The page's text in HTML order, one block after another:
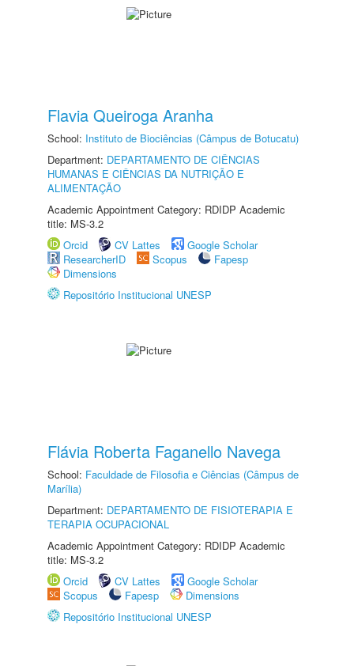
Flavia Queiroga Aranha
School: Instituto de Biociências (Câmpus de Botucatu)
Department: DEPARTAMENTO DE CIÊNCIAS
HUMANAS E CIÊNCIAS DA NUTRIÇÃO E
ALIMENTAÇÃO
Academic Appointment Category: RDIDP Academic
title: MS-3.2
Orcid
CV Lattes
Google Scholar
ResearcherID
Scopus
Fapesp
Dimensions
Repositório Institucional UNESP
Flávia Roberta Faganello Navega
School: Faculdade de Filosofia e Ciências (Câmpus de
Marília)
Department: DEPARTAMENTO DE FISIOTERAPIA E
TERAPIA OCUPACIONAL
Academic Appointment Category: RDIDP Academic
title: MS-3.2
Orcid
CV Lattes
Google Scholar
Scopus
Fapesp
Dimensions
Repositório Institucional UNESP